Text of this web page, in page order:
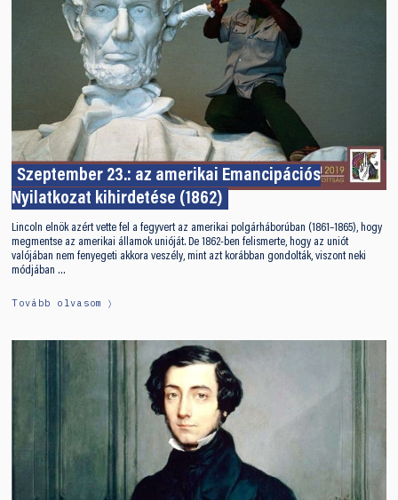
Szeptember 23.: az amerikai Emancipációs
Nyilatkozat kihirdetése (1862)
Lincoln elnök azért vette fel a fegyvert az amerikai polgárháborúban (1861–1865), hogy
megmentse az amerikai államok unióját. De 1862-ben felismerte, hogy az uniót
valójában nem fenyegeti akkora veszély, mint azt korábban gondolták, viszont neki
módjában …
Tovább olvasom